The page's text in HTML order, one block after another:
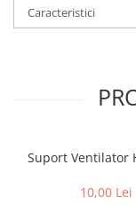
Caracteristici
Suport Ventilator
10,00 Lei